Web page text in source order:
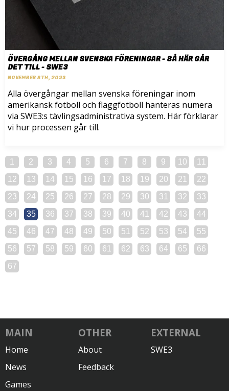
ÖVERGÅNG MELLAN SVENSKA FÖRENINGAR - SÅ HÄR GÅR
DET TILL - SWE3
NOVEMBER 8TH, 2023
Alla övergångar mellan svenska föreningar inom
amerikansk fotboll och flaggfotboll hanteras numera
via SWE3:s tävlingsadministrativa system. Här förklarar
vi hur processen går till.
1 2 3 4 5 6 7 8 9 10
11
12
13 14 15 16 17 18 19 20 21
22
23
24 25 26 27 28 29 30 31 32
33
34
35 36 37 38 39 40 41 42 43
44
45
46 47 48 49 50 51 52 53 54
55
56
57 58 59 60 61 62 63 64 65
66
67
MAIN
Home
News
Games
OTHER
About
Feedback
EXTERNAL
SWE3